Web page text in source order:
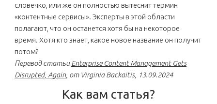
словечко, или же он полностью вытеснит термин
«контентные сервисы». Эксперты в этой области
полагают, что он останется хотя бы на некоторое
время. Хотя кто знает, какое новое название он получит
потом?
Перевод статьиEnterprise Content Management Gets
Disrupted, Again, от Virginia Backaitis, 13.09.2024
Как вам статья?